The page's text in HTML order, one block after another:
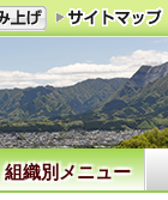
組織別メニュー